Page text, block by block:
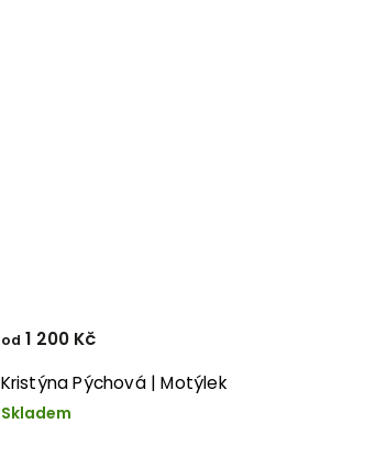
Kristýna Pýchová | Motýlek
Skladem
od 1 200 Kč